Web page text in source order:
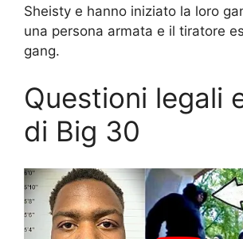
Sheisty e hanno iniziato la loro
una persona armata e il tiratore
gang.
Questioni legali
di Big 30